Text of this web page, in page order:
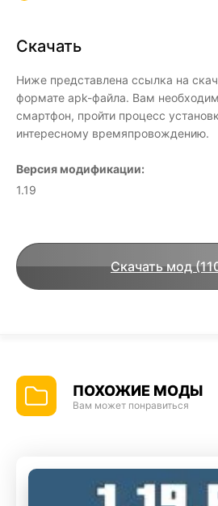
Скачать
Ниже представлена ссылка на
формате apk-файла. Вам
смартфон, пройти процесс
интересному времяпровождению.
Версия модификации:
1.19
Скачать мод
ПОХОЖИЕ МОДЫ
Вам может понравиться